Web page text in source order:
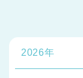
2026年